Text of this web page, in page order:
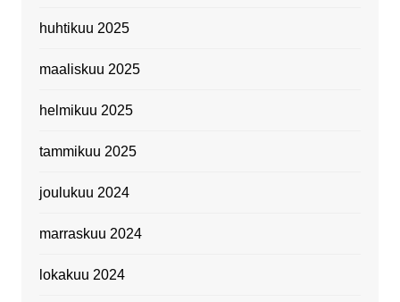
huhtikuu 2025
maaliskuu 2025
helmikuu 2025
tammikuu 2025
joulukuu 2024
marraskuu 2024
lokakuu 2024